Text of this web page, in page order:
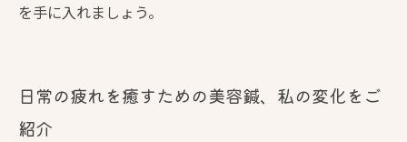
を手に入れましょう。
日常の疲れを癒すための美容鍼、私の変化をご
紹介